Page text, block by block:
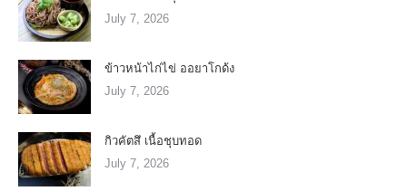
July 7, 2026
ข้าวหน้าไก่ไข่ ออยาโกด้ง
July 7, 2026
กิวคัตสึ เนื้อชุบทอด
July 7, 2026